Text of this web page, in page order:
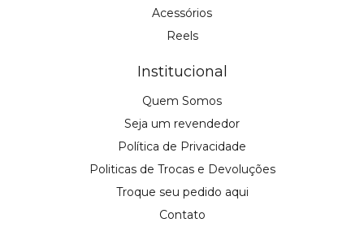
Acessórios
Reels
Institucional
Quem Somos
Seja um revendedor
Política de Privacidade
Politicas de Trocas e Devoluções
Troque seu pedido aqui
Contato